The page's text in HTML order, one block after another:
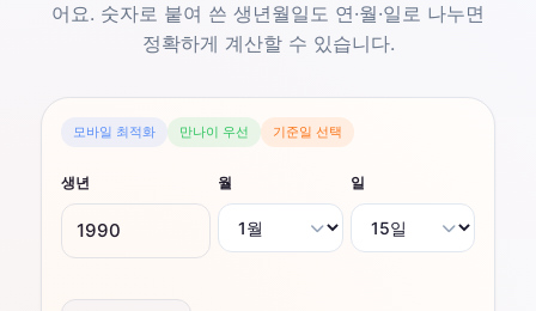
어요. 숫자로 붙여 쓴 생년월일도 연·월·일로 나누면
정확하게 계산할 수 있습니다.
모바일 최적화 만나이 우선 기준일 선택
생년 월 일